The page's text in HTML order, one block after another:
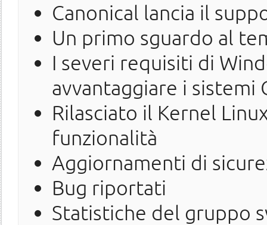
Canonical lancia il
Un primo sguardo al
I severi requisiti di
avvantaggiare i sistemi
Rilasciato il Kernel
funzionalità
Aggiornamenti di
Bug riportati
Statistiche del gruppo